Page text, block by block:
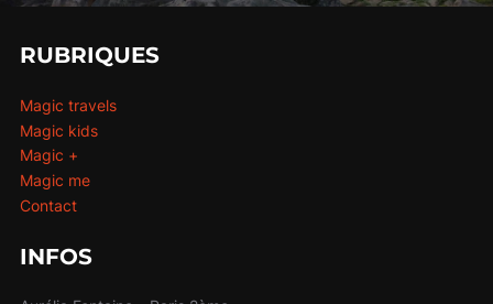
RUBRIQUES
Magic travels
Magic kids
Magic +
Magic me
Contact
INFOS